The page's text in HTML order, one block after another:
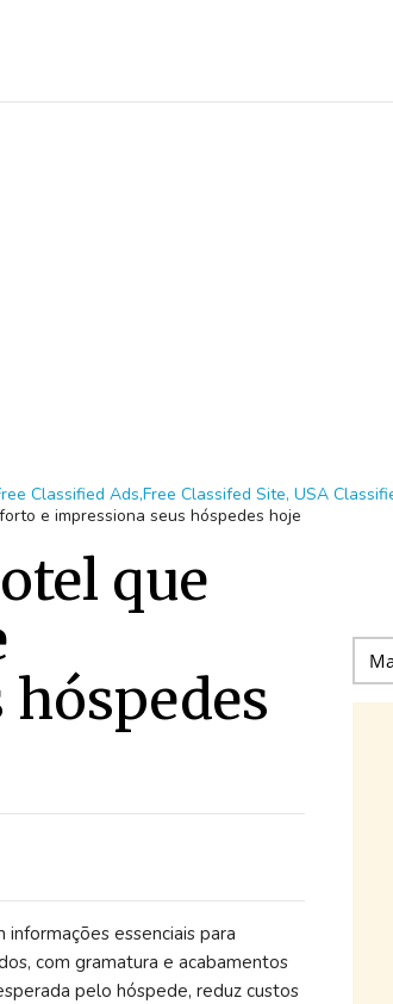
Classified Ads,Free Classifed Site, USA
e impressiona seus hóspedes hoje
que
essenciais para
com gramatura e acabamentos
pelo hóspede, reduz custos